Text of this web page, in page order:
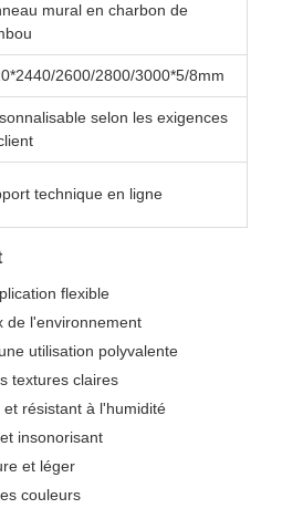
mural en charbon de
2600/2800/3000*5/8mm
selon les exigences
technique en ligne
flexible
de l'environnement
utilisation polyvalente
textures claires
résistant à l'humidité
insonorisant
et léger
couleurs